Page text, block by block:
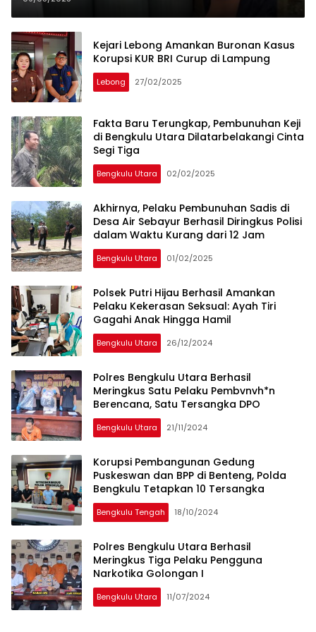
Kejari Lebong Amankan Buronan Kasus
Korupsi KUR BRI Curup di Lampung
Lebong 27/02/2025
Fakta Baru Terungkap, Pembunuhan Keji
di Bengkulu Utara Dilatarbelakangi Cinta
Segi Tiga
Bengkulu Utara 02/02/2025
Akhirnya, Pelaku Pembunuhan Sadis di
Desa Air Sebayur Berhasil Diringkus Polisi
dalam Waktu Kurang dari 12 Jam
Bengkulu Utara 01/02/2025
Polsek Putri Hijau Berhasil Amankan
Pelaku Kekerasan Seksual: Ayah Tiri
Gagahi Anak Hingga Hamil
Bengkulu Utara 26/12/2024
Polres Bengkulu Utara Berhasil
Meringkus Satu Pelaku Pembvnvh*n
Berencana, Satu Tersangka DPO
Bengkulu Utara 21/11/2024
Korupsi Pembangunan Gedung
Puskeswan dan BPP di Benteng, Polda
Bengkulu Tetapkan 10 Tersangka
Bengkulu Tengah 18/10/2024
Polres Bengkulu Utara Berhasil
Meringkus Tiga Pelaku Pengguna
Narkotika Golongan I
Bengkulu Utara 11/07/2024